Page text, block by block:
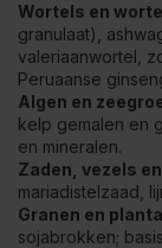
Wortels en
granulaat),
valeriaanwortel,
Peruaanse
Algen en
kelp gemalen en
en mineralen.
Zaden, vezels
mariadistelzaad,
Granen en
sojabrokken;